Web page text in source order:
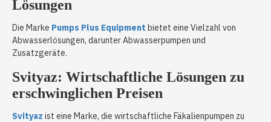
Lösungen
Die Marke Pumps Plus Equipment bietet eine Vielzahl von
Abwasserlösungen, darunter Abwasserpumpen und
Zusatzgeräte.
Svityaz: Wirtschaftliche Lösungen zu
erschwinglichen Preisen
Svityaz ist eine Marke, die wirtschaftliche Fäkalienpumpen zu